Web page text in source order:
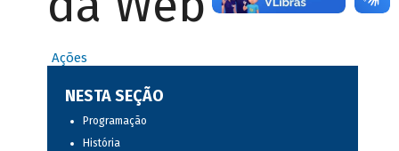
Ações
NESTA SEÇÃO
Programação
História